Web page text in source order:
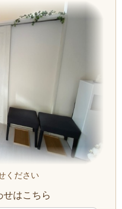
ください
せはこちら